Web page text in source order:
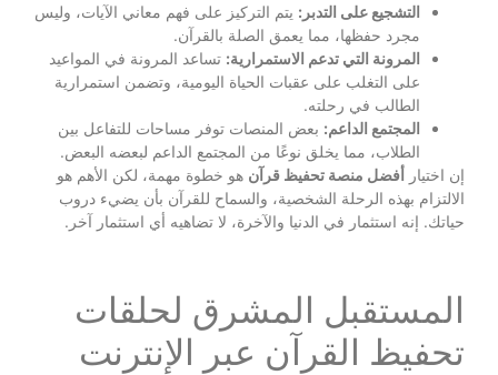
التشجيع على التدبر: يتم التركيز على فهم معاني الآيات، وليس
مجرد حفظها، مما يعمق الصلة بالقرآن.
المرونة التي تدعم الاستمرارية: تساعد المرونة في المواعيد
على التغلب على عقبات الحياة اليومية، وتضمن استمرارية
الطالب في رحلته.
المجتمع الداعم: بعض المنصات توفر مساحات للتفاعل بين
الطلاب، مما يخلق نوعًا من المجتمع الداعم لبعضه البعض.
إن اختيار أفضل منصة تحفيظ قرآن هو خطوة مهمة، لكن الأهم هو
الالتزام بهذه الرحلة الشخصية، والسماح للقرآن بأن يضيء دروب
حياتك. إنه استثمار في الدنيا والآخرة، لا تضاهيه أي استثمار آخر.
المستقبل المشرق لحلقات
تحفيظ القرآن عبر الإنترنت